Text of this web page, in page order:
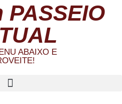
PASSEIO
ABAIXO E